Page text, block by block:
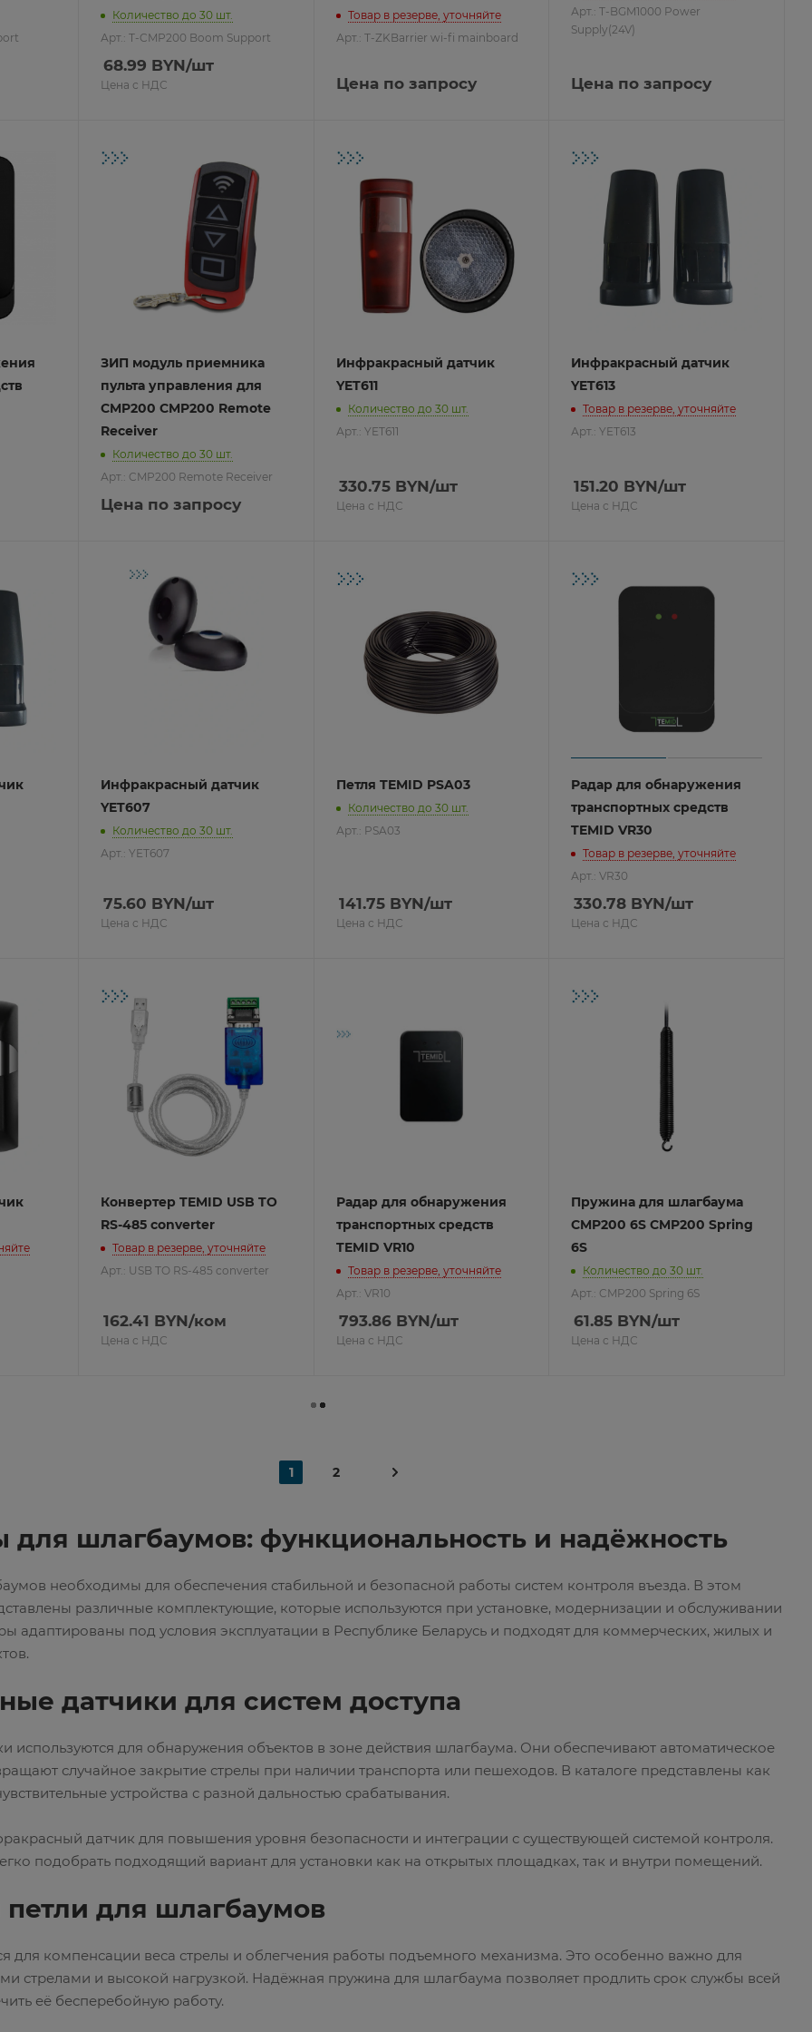
Количество до 30 шт.
Арт.: T-CMP200 Boom Support
68.99 BYN/шт
Цена с НДС
Товар в резерве, уточняйте
Арт.: T-ZKBarrier wi-fi mainboard
Цена по запросу
Арт.: T-BGM1000 Power
Supply(24V)
Цена по запросу
ЗИП модуль приемника
пульта управления для
CMP200 CMP200 Remote
Receiver
Количество до 30 шт.
Арт.: CMP200 Remote Receiver
Цена по запросу
Инфракрасный датчик
YET611
Количество до 30 шт.
Арт.: YET611
330.75BYN/шт
Цена с НДС
Инфракрасный датчик
YET613
Товар в резерве, уточняйте
Арт.: YET613
151.20 BYN/шт
Цена с НДС
Инфракрасный датчик
YET607
Количество до 30 шт.
Арт.: YET607
75.60 BYN/шт
Цена с НДС
Петля TEMID PSA03
Количество до 30 шт.
Арт.: PSA03
141.75BYN/шт
Цена с НДС
Радар для обнаружения
транспортных средств
TEMID VR30
Товар в резерве, уточняйте
Арт.: VR30
330.78 BYN/шт
Цена с НДС
Конвертер TEMID USB TO
RS-485 converter
Товар в резерве, уточняйте
Арт.: USB TO RS-485 converter
162.41 BYN/ком
Цена с НДС
Радар для обнаружения
транспортных средств
TEMID VR10
Товар в резерве, уточняйте
Арт.: VR10
793.86BYN/шт
Цена с НДС
Пружина для шлагбаума
CMP200 6S CMP200 Spring
6S
Количество до 30 шт.
Арт.: CMP200 Spring 6S
61.85 BYN/шт
Цена с НДС
1 2
для шлагбаумов: функциональность и надёжность
необходимы для обеспечения стабильной и безопасной работы систем контроля въезда. В этом
различные комплектующие, которые используются при установке, модернизации и обслуживании
адаптированы под условия эксплуатации в Республике Беларусь и подходят для коммерческих, жилых и
датчики для систем доступа
используются для обнаружения объектов в зоне действия шлагбаума. Они обеспечивают автоматическое
случайное закрытие стрелы при наличии транспорта или пешеходов. В каталоге представлены как
устройства с разной дальностью срабатывания.
датчик для повышения уровня безопасности и интеграции с существующей системой контроля.
подобрать подходящий вариант для установки как на открытых площадках, так и внутри помещений.
для шлагбаумов
для компенсации веса стрелы и облегчения работы подъемного механизма. Это особенно важно для
стрелами и высокой нагрузкой. Надёжная пружина для шлагбаума позволяет продлить срок службы всей
её бесперебойную работу.
RS485
Rikett
выключатели
выключатели